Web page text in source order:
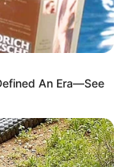
An Era—See